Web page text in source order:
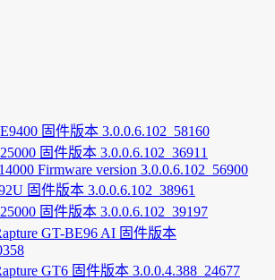
固件版本 3.0.0.6.102_58160
固件版本 3.0.0.6.102_36911
Firmware version 3.0.0.6.102_56900
固件版本 3.0.0.6.102_38961
固件版本 3.0.0.6.102_39197
GT-BE96 AI 固件版本
GT6 固件版本 3.0.0.4.388_24677